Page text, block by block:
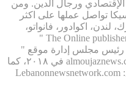
ورجال الدين. ومن
تواصل عملها على اكثر
لندن، اكوادور، فانواتو،
اوكرانيا، والسويد) تابعة لمجموعة " The Online publishers "
رئيس مجلس إدارة موقع "
الموجز نيوز" في الشرق الأوسط almoujaznews.com في ٢٠١٨، كما
تشغل منصب مديرة تحرير في مواقع: Lebanonnewsnetwork.com